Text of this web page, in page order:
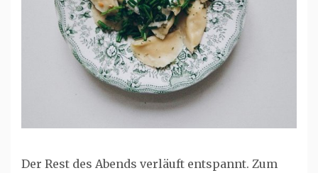
Der Rest des Abends verläuft entspannt. Zum